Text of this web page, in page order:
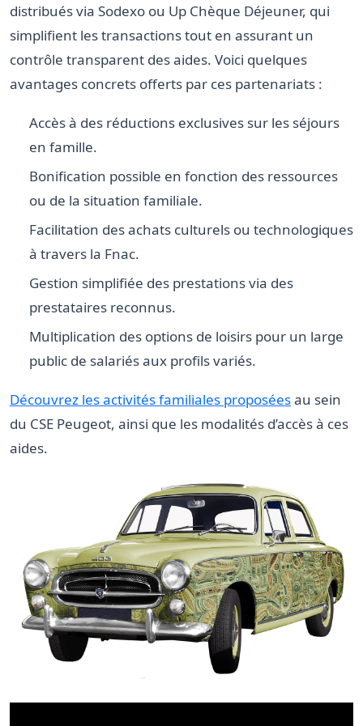
distribués via Sodexo ou Up Chèque Déjeuner, qui
simplifient les transactions tout en assurant un
contrôle transparent des aides. Voici quelques
avantages concrets offerts par ces partenariats :
Accès à des réductions exclusives sur les séjours
en famille.
Bonification possible en fonction des ressources
ou de la situation familiale.
Facilitation des achats culturels ou technologiques
à travers la Fnac.
Gestion simplifiée des prestations via des
prestataires reconnus.
Multiplication des options de loisirs pour un large
public de salariés aux profils variés.
Découvrez les activités familiales proposéesau sein
du CSE Peugeot, ainsi que les modalités d’accès à ces
aides.